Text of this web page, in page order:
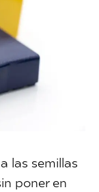
las semillas
poner en